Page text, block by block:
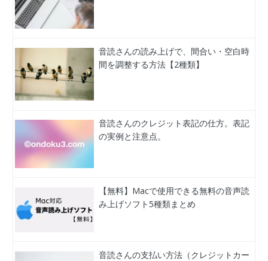
音読さんの読み上げで、間合い・空白時
間を調整する方法【2種類】
音読さんのクレジット表記の仕方。表記
の実例と注意点。
【無料】Macで使用できる無料の音声読
み上げソフト5種類まとめ
音読さんの支払い方法（クレジットカー